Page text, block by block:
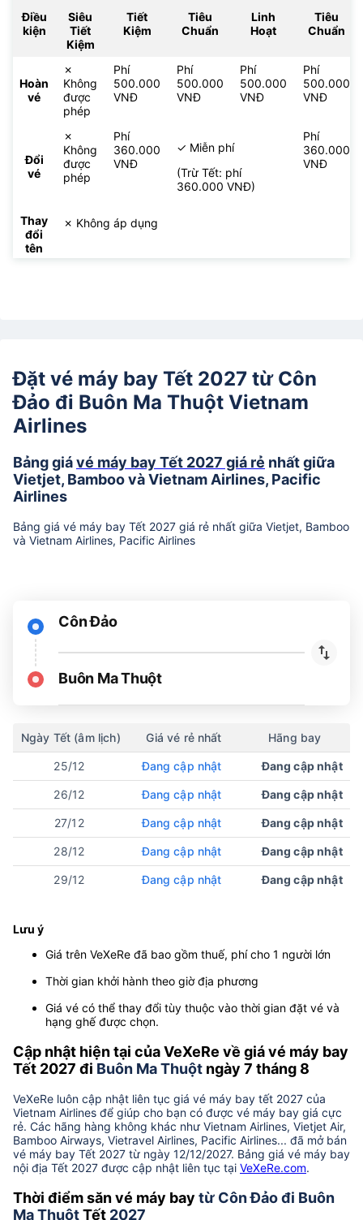
Điều
kiện
Siêu
Tiết
Kiệm
Tiết
Kiệm
Tiêu
Chuẩn
Linh
Hoạt
Tiêu
Chuẩn
Hoàn
vé
✗
Không
được
phép
Phí
500.000
VNĐ
Phí
500.000
VNĐ
Phí
500.000
VNĐ
Phí
500.000
VNĐ
Đổi
vé
✗
Không
được
phép
Phí
360.000
VNĐ
✓ Miễn phí
(Trừ Tết: phí
360.000 VNĐ)
Phí
360.000
VNĐ
Thay
đổi
tên
✗ Không áp dụng
Đặt vé máy bay Tết 2027 từ Côn
Đảo đi Buôn Ma Thuột Vietnam
Airlines
Bảng giávé máy bay Tết 2027 giá rẻ nhất giữa
Vietjet, Bamboo và Vietnam Airlines, Pacific
Airlines
Bảng giá vé máy bay Tết 2027 giá rẻ nhất giữa Vietjet, Bamboo
và Vietnam Airlines, Pacific Airlines
Côn Đảo
Buôn Ma Thuột
Ngày Tết (âm lịch) Giá vé rẻ nhất Hãng bay
25/12 Đang cập nhật Đang cập nhật
26/12 Đang cập nhật Đang cập nhật
27/12 Đang cập nhật Đang cập nhật
28/12 Đang cập nhật Đang cập nhật
29/12 Đang cập nhật Đang cập nhật
Lưu ý
Giá trên VeXeRe đã bao gồm thuế, phí cho 1 người lớn
Thời gian khởi hành theo giờ địa phương
Giá vé có thể thay đổi tùy thuộc vào thời gian đặt vé và
hạng ghế được chọn.
Cập nhật hiện tại của VeXeRe về giá vé máy bay
Tết 2027 đi Buôn Ma Thuột ngày 7 tháng 8
VeXeRe luôn cập nhật liên tục giá vé máy bay tết 2027 của
Vietnam Airlines để giúp cho bạn có được vé máy bay giá cực
rẻ. Các hãng hàng không khác như Vietnam Airlines, Vietjet Air,
Bamboo Airways, Vietravel Airlines, Pacific Airlines... đã mở bán
vé máy bay Tết 2027 từ ngày 12/12/2027. Bảng giá vé máy bay
nội địa Tết 2027 được cập nhật liên tục tại VeXeRe.com.
Thời điểm săn vé máy bay từ Côn Đảo đi Buôn
Ma ThuộtTết 2027